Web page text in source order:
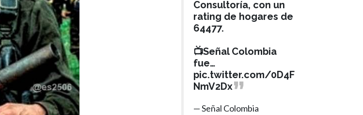
Consultoría, con un
rating de hogares de
64477.
📺Señal Colombia
fue…
pic.twitter.com/0D4F
NmV2Dx
— Señal Colombia